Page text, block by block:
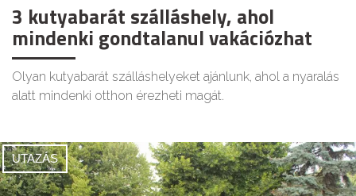
3 kutyabarát szálláshely, ahol
mindenki gondtalanul vakációzhat
Olyan kutyabarát szálláshelyeket ajánlunk, ahol a nyaralás
alatt mindenki otthon érezheti magát.
UTAZÁS